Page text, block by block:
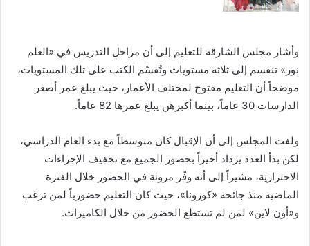
وأشار مجلس الشارقة للتعليم إلى أن مراحل التدريس في «العلم
نور» تنقسم إلى ثلاثة مستويات وتُقسّم الكتب على تلك المستويات،
موضحاً أن التعليم مفتوح لمختلف الأعمار، حيث يبلغ عمر أصغر
الدارسات 30 عاماً، بينما أكبرهن يبلغ عمرها 82 عاماً.
ولفت المجلس إلى أن الإقبال كان متوسطاً مع بدء العام الدراسي،
لكن بدأ العدد يزداد أخيراً بحضور الجميع مع تخفيف الإجراءات
الاحترازية، مشيراً إلى أنه وفّر مرونة في الحضور خلال الفترة
الماضية منذ جائحة «كورونا»، حيث كان التعليم حضورياً لمن ترغب
و«أون لاين» لمن لم تستطع الحضور من خلال الكاميرات.